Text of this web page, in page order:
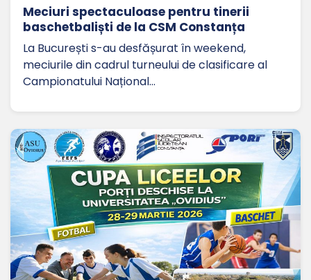
Meciuri spectaculoase pentru tinerii
baschetbaliști de la CSM Constanța
La București s-au desfășurat în weekend,
meciurile din cadrul turneului de clasificare al
Campionatului Național…